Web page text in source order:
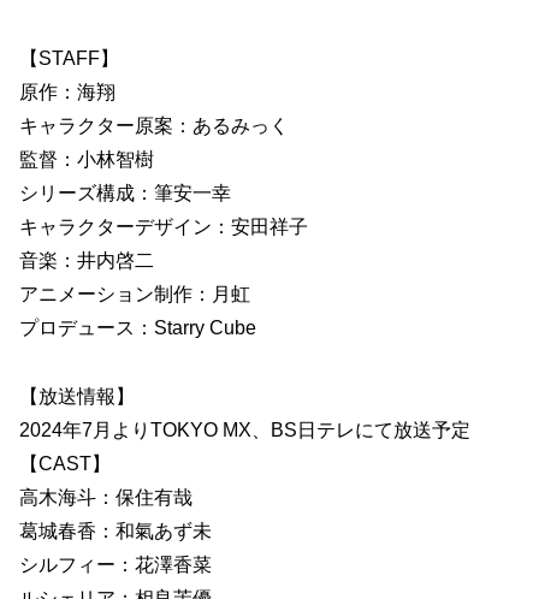
【STAFF】
原作：海翔
キャラクター原案：あるみっく
監督：小林智樹
シリーズ構成：筆安一幸
キャラクターデザイン：安田祥子
音楽：井内啓二
アニメーション制作：月虹
プロデュース：Starry Cube
【放送情報】
2024年7月よりTOKYO MX、BS日テレにて放送予定
【CAST】
高木海斗：保住有哉
葛城春香：和氣あず未
シルフィー：花澤香菜